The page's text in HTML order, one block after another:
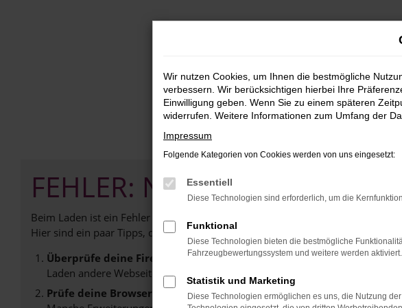
FEHLER: NETWORK ERROR
Beim Laden ist ein Fehler aufgetreten.
Hier sind ein paar Tipps, die dir helfen können:
Überprüfe deine Firewall und deine Internetverbindung.
Laden andere Webseiten, zum Beispiel deine Suchmaschine?
Prüfe deine Browsererweiterungen.
Wir nutzen Cookies, um Ihnen die bestmögliche
verbessern. Wir berücksichtigen hierbei Ihre
Einwilligung geben. Wenn Sie zu einem späteren
widerrufen. Weitere Informationen zum Umfang der
Impressum
Folgende Kategorien von Cookies werden von uns eingesetzt:
Essentiell
Diese Technologien sind erforderlich, um die
Funktional
Diese Technologien bieten die bestmögliche
Fahrzeugbewertungssystem und weitere werden aktiviert.
Statistik und Marketing
Diese Technologien ermöglichen es uns, die Nutzung